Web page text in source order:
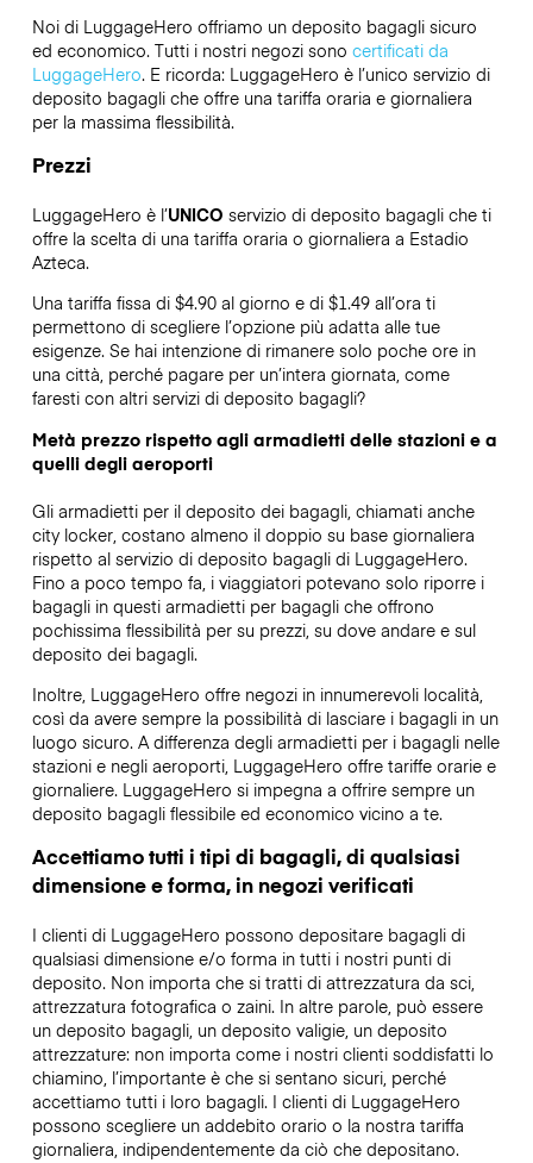
Noi di LuggageHero offriamo un deposito bagagli sicuro
ed economico. Tutti i nostri negozi sono certificati da
LuggageHero. E ricorda: LuggageHero è l’unico servizio di
deposito bagagli che offre una tariffa oraria e giornaliera
per la massima flessibilità.
Prezzi
LuggageHero è l’UNICO servizio di deposito bagagli che ti
offre la scelta di una tariffa oraria o giornaliera a Estadio
Azteca.
Una tariffa fissa di $4.90 al giorno e di $1.49 all’ora ti
permettono di scegliere l’opzione più adatta alle tue
esigenze. Se hai intenzione di rimanere solo poche ore in
una città, perché pagare per un’intera giornata, come
faresti con altri servizi di deposito bagagli?
Metà prezzo rispetto agli armadietti delle stazioni e a
quelli degli aeroporti
Gli armadietti per il deposito dei bagagli, chiamati anche
city locker, costano almeno il doppio su base giornaliera
rispetto al servizio di deposito bagagli di LuggageHero.
Fino a poco tempo fa, i viaggiatori potevano solo riporre i
bagagli in questi armadietti per bagagli che offrono
pochissima flessibilità per su prezzi, su dove andare e sul
deposito dei bagagli.
Inoltre, LuggageHero offre negozi in innumerevoli località,
così da avere sempre la possibilità di lasciare i bagagli in un
luogo sicuro. A differenza degli armadietti per i bagagli nelle
stazioni e negli aeroporti, LuggageHero offre tariffe orarie e
giornaliere. LuggageHero si impegna a offrire sempre un
deposito bagagli flessibile ed economico vicino a te.
Accettiamo tutti i tipi di bagagli, di qualsiasi
dimensione e forma, in negozi verificati
I clienti di LuggageHero possono depositare bagagli di
qualsiasi dimensione e/o forma in tutti i nostri punti di
deposito. Non importa che si tratti di attrezzatura da sci,
attrezzatura fotografica o zaini. In altre parole, può essere
un deposito bagagli, un deposito valigie, un deposito
attrezzature: non importa come i nostri clienti soddisfatti lo
chiamino, l’importante è che si sentano sicuri, perché
accettiamo tutti i loro bagagli. I clienti di LuggageHero
possono scegliere un addebito orario o la nostra tariffa
giornaliera, indipendentemente da ciò che depositano.